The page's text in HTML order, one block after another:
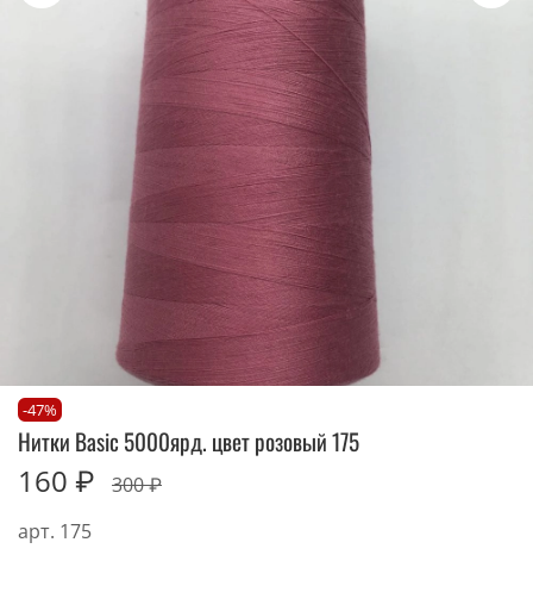
-47%
арт. 175
Нитки Basic 5000ярд. цвет розовый 175
160 ₽ 300 ₽